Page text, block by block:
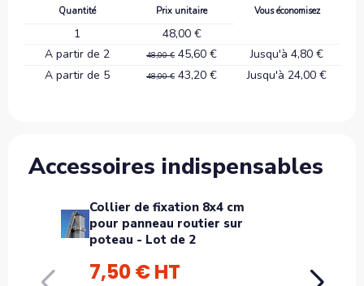
Quantité Prix unitaire Vous économisez
1
48,00 €
A partir de 2
48,00 € 45,60 €
Jusqu'à 4,80 €
A partir de 5
48,00 € 43,20 € Jusqu'à 24,00 €
Accessoires indispensables
Collier de fixation 8x4 cm
pour panneau routier sur
poteau - Lot de 2
7,50 € HT